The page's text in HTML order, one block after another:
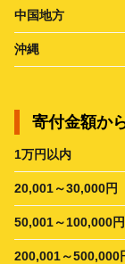
中国地方
沖縄
寄付金額か
1万円以内
20,001～30,000円
50,001～100,000円
200,001～500,000